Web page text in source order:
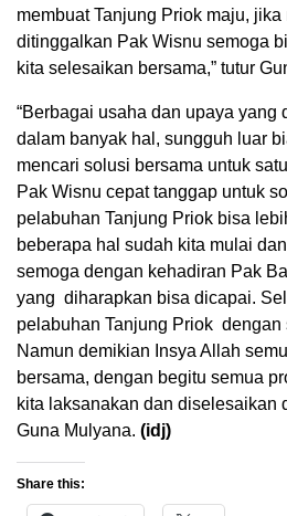
membuat Tanjung Priok maju,
ditinggalkan Pak Wisnu semoga
kita selesaikan bersama,” tutur
“Berbagai usaha dan upaya yang
dalam banyak hal, sungguh luar
mencari solusi bersama untuk
Pak Wisnu cepat tanggap untuk
pelabuhan Tanjung Priok bisa
beberapa hal sudah kita mulai
semoga dengan kehadiran Pak
yang diharapkan bisa dicapai.
pelabuhan Tanjung Priok
Namun demikian Insya Allah
bersama, dengan begitu semua
kita laksanakan dan diselesaikan
Guna Mulyana. (idj)
Share this: